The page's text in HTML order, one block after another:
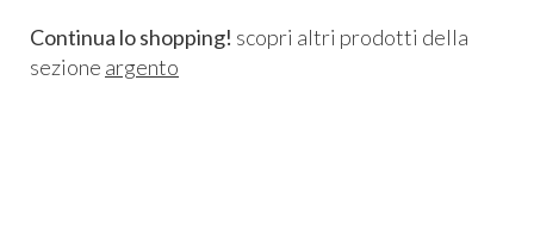
Continua lo shopping! scopri altri prodotti della
sezione argento